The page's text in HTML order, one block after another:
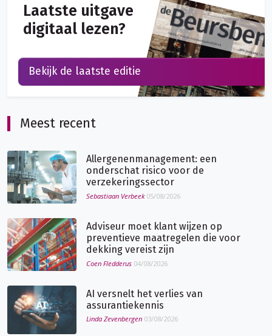
Meest recent
Allergenenmanagement: een
onderschat risico voor de
verzekeringssector
Sebastiaan Verbeek 05/08/2026
Adviseur moet klant wijzen op
preventieve maatregelen die voor
dekking vereist zijn
Coen Fledderus 04/08/2026
AI versnelt het verlies van
assurantiekennis
Linda Zevenbergen 03/08/2026
Laatste uitgave
digitaal lezen?
Bekijk de laatste editie